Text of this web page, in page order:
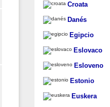
Croata
Danés
Egipcio
Eslovaco
Esloveno
Estonio
Euskera